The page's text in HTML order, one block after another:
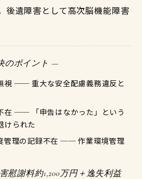
後遺障害として高次脳機能障害
のポイント —
視 ── 重大な安全配慮義務違反と
在 ── 「申告はなかった」という
けられた
管理の記録不在 ── 作業環境管理
慰謝料約1,200万円＋逸失利益